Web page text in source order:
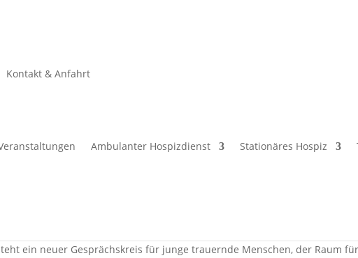
Kontakt & Anfahrt
Ambulanter Hospizdienst Stationäres Hospiz
8. Mai. 2026|Veranstaltungen
ein neuer Gesprächskreis für junge trauernde Menschen, der Raum für